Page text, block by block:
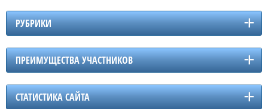
РУБРИКИ
ПРЕИМУЩЕСТВА УЧАСТНИКОВ
СТАТИСТИКА САЙТА